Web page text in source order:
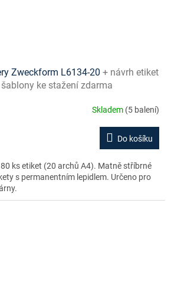
Zweckform L6134-20 + návrh etiket
ke stažení zdarma
Skladem (5 balení)
Do košíku
ks etiket (20 archů A4). Matně stříbrné
s permanentním lepidlem. Určeno pro